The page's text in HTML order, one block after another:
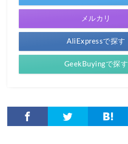
メルカリ
AliExpressで探す
GeekBuyingで探す